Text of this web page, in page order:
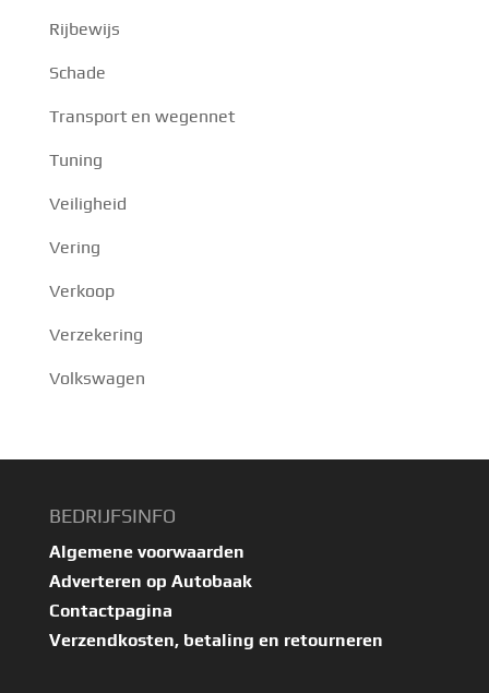
Rijbewijs
Schade
Transport en wegennet
Tuning
Veiligheid
Vering
Verkoop
Verzekering
Volkswagen
BEDRIJFSINFO
Algemene voorwaarden
Adverteren op Autobaak
Contactpagina
Verzendkosten, betaling en retourneren